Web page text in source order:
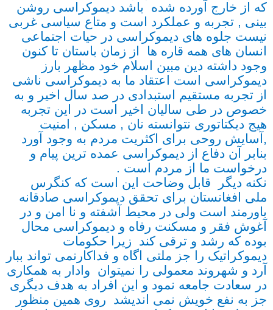
که از خارج آورده شده باشد دیموکراسی روشن
بینی , تجربه و عملکرد است و متاع سیاسی غربی
نیست جلوه های دیموکراسی در حیات اجتماعی
انسان های همه قاره ها از زمان باستان تا کنون
وجود داشته دین مبین اسلام خود مظهر بارز
دیموکراسی است اعتقاد ما به دیموکراسی ناشی
از تجربه مستقیم استبدادی در صد سال اخیر و به
خصوص در طی سالیان اخیر است در این تجربه
هیج دیکتاتوری نتوانسته نان , مسکن , امنیت
,آسایش روحی برای اکثریت مردم به وجود آورد
بنابر آن دفاع از دیموکراسی عمده ترین پیام و
درخواست ما از مردم است .
نکنه دیگر قابل وضاحت این است که کنگرس
ملی افغانستان برای تحقق دیموکراسی صادقانه
باورمند است ولی در محیط آشفته و نا امن و در
آغوش فقر و مسکنت رفاه و دیموکراسی محال
بوده که رشد و ترقی کند زیرا حکومات
دیموکراتیک را جز ملتی اگاه و فداکارنمی تواند ببار
آرد و شهروند معمولی را نمیتوان وادار به همکاری
در سعادت جامعه نمود و این افراد به هدف دیگری
جز به نفع خویش نمی اندیشد روی همین منظور